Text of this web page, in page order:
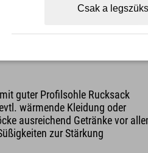
hossz
15 km
guter Profilsohle Rucksack
wärmende Kleidung oder
ausreichend Getränke vor
zur Stärkung
Csak a